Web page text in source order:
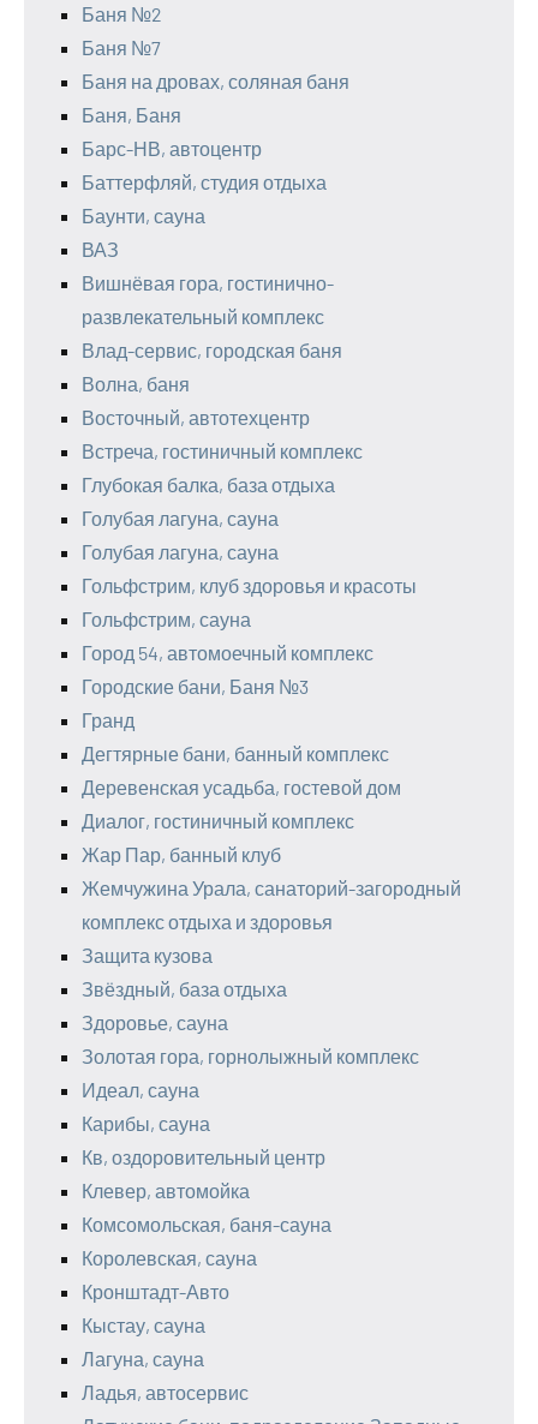
Баня №2
Баня №7
Баня на дровах, соляная баня
Баня, Баня
Барс-НВ, автоцентр
Баттерфляй, студия отдыха
Баунти, сауна
ВАЗ
Вишнёвая гора, гостинично-
развлекательный комплекс
Влад-сервис, городская баня
Волна, баня
Восточный, автотехцентр
Встреча, гостиничный комплекс
Глубокая балка, база отдыха
Голубая лагуна, сауна
Голубая лагуна, сауна
Гольфстрим, клуб здоровья и красоты
Гольфстрим, сауна
Город 54, автомоечный комплекс
Городские бани, Баня №3
Гранд
Дегтярные бани, банный комплекс
Деревенская усадьба, гостевой дом
Диалог, гостиничный комплекс
Жар Пар, банный клуб
Жемчужина Урала, санаторий-загородный
комплекс отдыха и здоровья
Защита кузова
Звёздный, база отдыха
Здоровье, сауна
Золотая гора, горнолыжный комплекс
Идеал, сауна
Карибы, сауна
Кв, оздоровительный центр
Клевер, автомойка
Комсомольская, баня-сауна
Королевская, сауна
Кронштадт-Авто
Кыстау, сауна
Лагуна, сауна
Ладья, автосервис